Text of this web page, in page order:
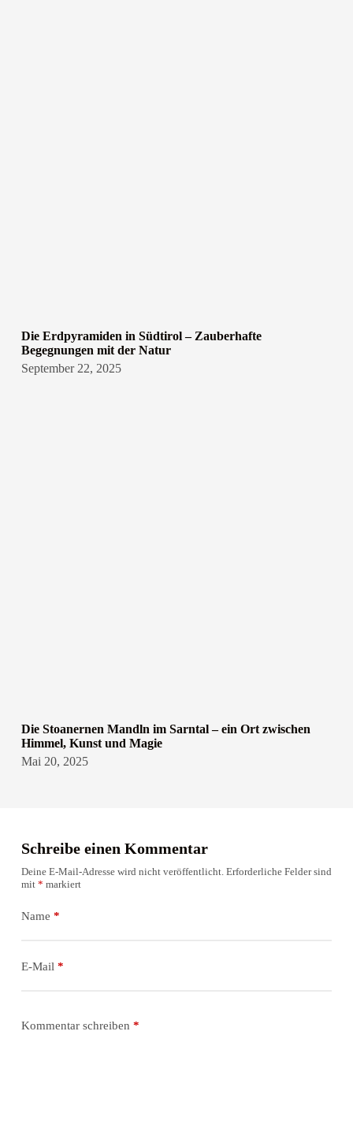
Die Erdpyramiden in Südtirol – Zauberhafte
Begegnungen mit der Natur
September 22, 2025
Die Stoanernen Mandln im Sarntal – ein Ort zwischen
Himmel, Kunst und Magie
Mai 20, 2025
Schreibe einen Kommentar
Deine E-Mail-Adresse wird nicht veröffentlicht. Erforderliche Felder sind
mit * markiert
Name *
E-Mail *
Kommentar schreiben *